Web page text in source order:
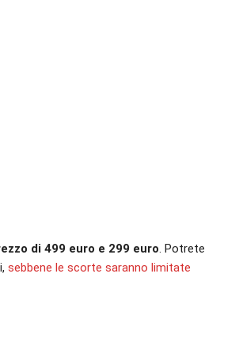
di 499 euro e 299 euro. Potrete
sebbene le scorte saranno limitate